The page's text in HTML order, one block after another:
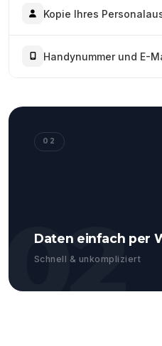
Kopie Ihres
Handynummer und E-
02
02
Daten einfach per
Schnell & unkompliziert